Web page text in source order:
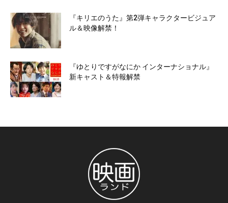
『キリエのうた』第2弾キャラクタービジュア
ル＆映像解禁！
『ゆとりですがなにか インターナショナル』
新キャスト＆特報解禁